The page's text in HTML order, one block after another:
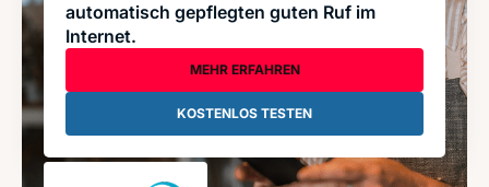
automatisch gepflegten guten Ruf im
Internet.
MEHR ERFAHREN
KOSTENLOS TESTEN